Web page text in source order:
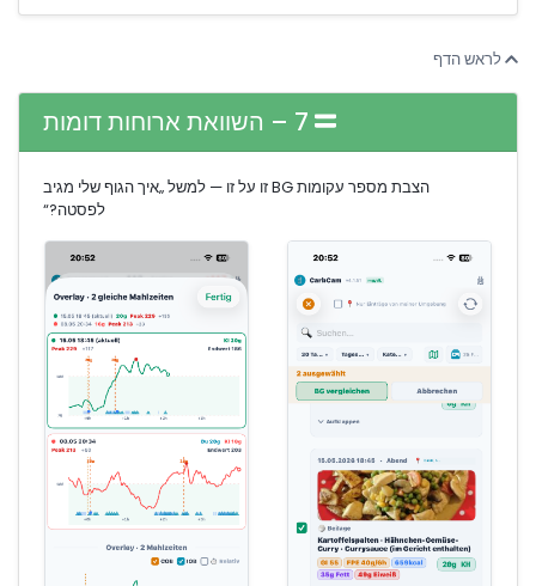
לראש הדף
הצבת מספר עקומות BG זו על זו — למשל „איך הגוף שלי מגיב
לפסטה?“